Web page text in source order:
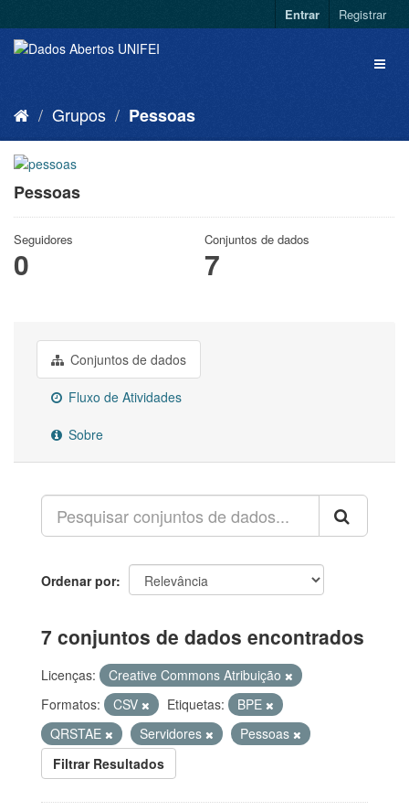
Entrar Registrar
Grupos Pessoas
Pessoas
Seguidores
0
Conjuntos de dados
7
Conjuntos de dados
Fluxo de Atividades
Sobre
Ordenar por
7 conjuntos de dados encontrados
Licenças:
Creative Commons Atribuição
Formatos:
CSV Etiquetas:
BPE
QRSTAE
Servidores
Pessoas
Filtrar Resultados